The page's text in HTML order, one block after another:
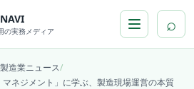
の実務メディア ⌕
造業ニュース/
ネジメント」に学ぶ、製造現場運営の本質